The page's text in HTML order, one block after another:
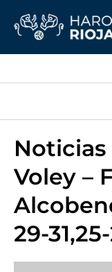
Noticias
Voley –
29-